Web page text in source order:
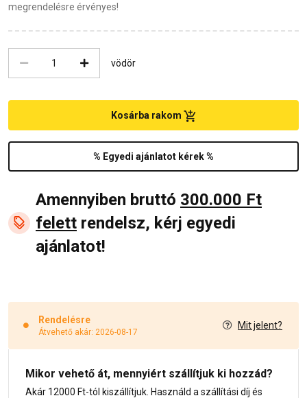
megrendelésre érvényes!
vödör
% Egyedi ajánlatot kérek %
Kosárba rakom
Amennyiben bruttó 300.000 Ft
felett rendelsz, kérj egyedi
ajánlatot!
Rendelésre
Átvehető akár: 2026-08-17
Mit jelent?
Mikor vehető át, mennyiért szállítjuk ki hozzád?
Akár 12000 Ft-tól kiszállítjuk. Használd a szállítási díj és